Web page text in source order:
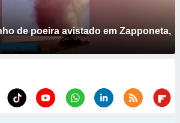
de poeira avistado em Zapponeta,